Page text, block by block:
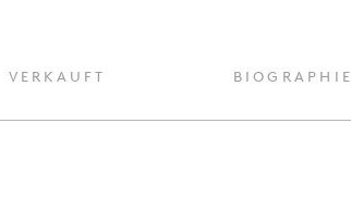
VERKAUFT BIOGRAPHIE